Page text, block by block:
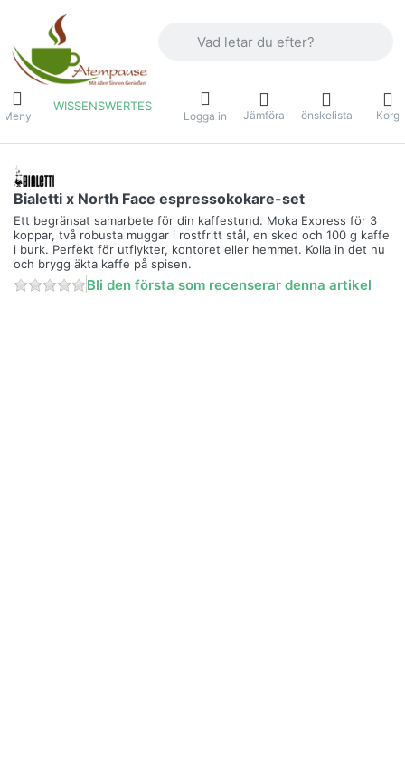
Meny
WISSENSWERTES
Logga in Jämföra önskelista Korg
Bialetti x North Face espressokokare-set
Ett begränsat samarbete för din kaffestund. Moka Express för 3
koppar, två robusta muggar i rostfritt stål, en sked och 100 g kaffe
i burk. Perfekt för utflykter, kontoret eller hemmet. Kolla in det nu
och brygg äkta kaffe på spisen.
Bli den första som recenserar denna artikel